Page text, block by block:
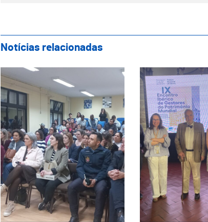
Notícias relacionadas
Sessão de EsclarecimentoGuimarães